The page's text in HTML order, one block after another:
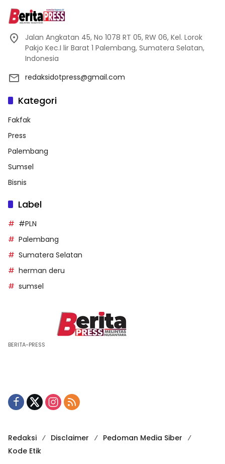
Jalan Angkatan 45, No 1078 RT 05, RW 06, Kel. Lorok
Pakjo Kec.I lir Barat 1 Palembang, Sumatera Selatan,
Indonesia
redaksidotpress@gmail.com
Kategori
Fakfak
Press
Palembang
Sumsel
Bisnis
Label
#PLN
Palembang
Sumatera Selatan
herman deru
sumsel
BERITA-PRESS
Redaksi Disclaimer
Pedoman Media Siber
Kode Etik